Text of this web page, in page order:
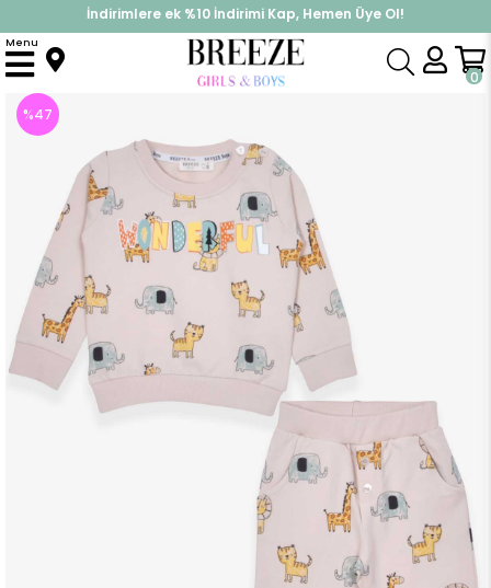
%30 Sepette Yaz İndirimi, Hemen Al!
İndirimlere ek %10 İndirimi Kap, Hemen Üye Ol!
0
Menu
Anasayfa Takımlar Eşofman Takım Erkek Bebek Eşofman Takımı Hayvancık Desenli Krem (9 Ay)
%47